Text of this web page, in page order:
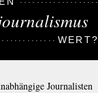
WERT?
Journalisten